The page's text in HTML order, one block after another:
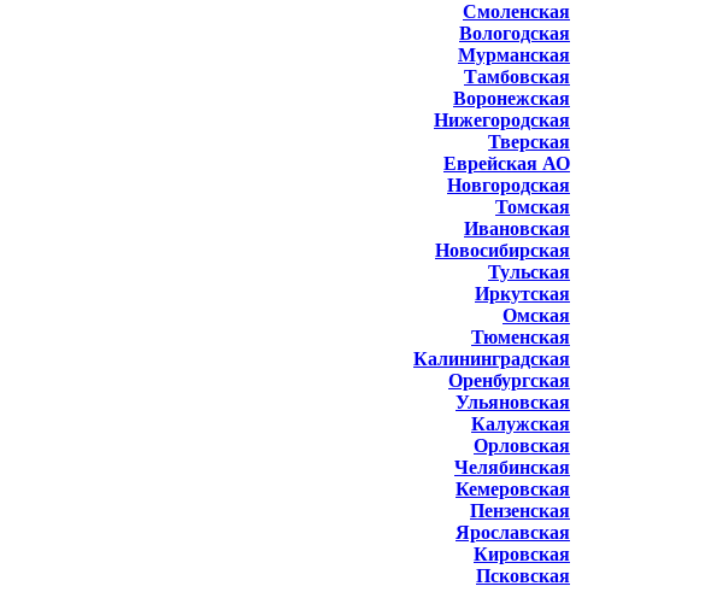
Смоленская
Вологодская
Мурманская
Тамбовская
Воронежская
Нижегородская
Тверская
Еврейская АО
Новгородская
Томская
Ивановская
Новосибирская
Тульская
Иркутская
Омская
Тюменская
Калининградская
Оренбургская
Ульяновская
Калужская
Орловская
Челябинская
Кемеровская
Пензенская
Ярославская
Кировская
Псковская